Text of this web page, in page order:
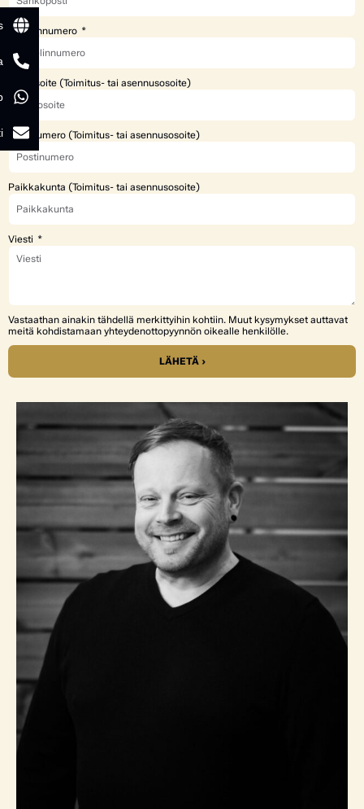
Puhelinnumero
Katuosoite (Toimitus- tai asennusosoite)
Postinumero (Toimitus- tai asennusosoite)
Paikkakunta (Toimitus- tai asennusosoite)
Viesti
Vastaathan ainakin tähdellä merkittyihin kohtiin. Muut kysymykset auttavat
meitä kohdistamaan yhteydenottopyynnön oikealle henkilölle.
LÄHETÄ ›